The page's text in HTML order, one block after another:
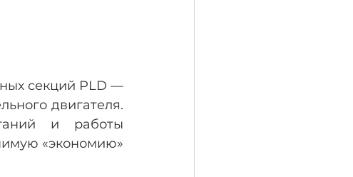
секций PLD —
двигателя.
и работы
«экономию»